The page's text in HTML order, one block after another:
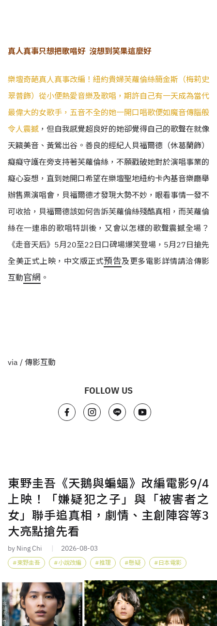
真人真事只想把歌唱好 沒想到笑果這麼好
樂壇奇葩真人真事改編！紐約貴婦芙蘿倫絲簡金斯（梅莉史
翠普飾）從小便熱愛音樂及歌唱，期許自己有一天成為當代
最偉大的女歌手，五音不全的她一開口唱歌便如魔音傳腦般
令人震撼 ，但自我感覺超良好的她卻覺得自己的歌聲在就像
天籟美音、黃鶯出谷。善良的經紀人貝福爾德（休葛蘭飾）
癡癡守護在旁支持著芙蘿倫絲，不願戳破她對於演唱事業的
癡心妄想，直到她開口希望在樂壇聖地紐約卡內基音樂廳舉
辦售票演唱會，貝福爾德才發現大勢不妙，眼看事情一發不
可收拾，貝福爾德該如何告訴芙蘿倫絲殘酷真相，而芙蘿倫
絲在一連串的歌唱特訓後，又會以怎樣的歌聲震撼全場？
《走音天后》5月20至22日口碑場爆笑登場，5月27日搶先
全美正式上映，中文版正式預告及更多電影詳情請洽傳影
互動官網 。
via / 傳影互動
FOLLOW US
東野圭吾《天鵝與蝙蝠》改編電影9/4
上映！「嫌疑犯之子」與「被害者之
女」聯手追真相，劇情、主創陣容等3
大亮點搶先看
by Ning Chi 2026-08-03
東野圭吾 小說改編 推理 懸疑 日本電影